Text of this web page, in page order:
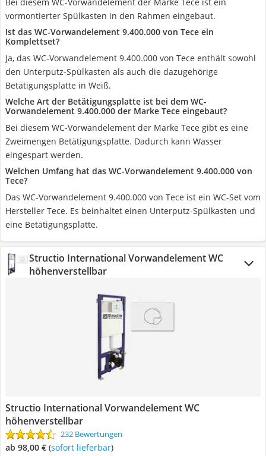
vormontierter Spülkasten in den Rahmen eingebaut.
Ist das WC-Vorwandelement 9.400.000 von Tece ein
Komplettset?
Ja, das WC-Vorwandelement 9.400.000 von Tece enthält sowohl
den Unterputz-Spülkasten als auch die dazugehörige
Betätigungsplatte in Weiß.
Welche Art der Betätigungsplatte ist bei dem WC-
Vorwandelement 9.400.000 der Marke Tece eingebaut?
Bei diesem WC-Vorwandelement der Marke Tece gibt es eine
Zweimengen Betätigungsplatte. Dadurch kann Wasser
eingespart werden.
Welchen Umfang hat das WC-Vorwandelement 9.400.000 von
Tece?
Das WC-Vorwandelement 9.400.000 von Tece ist ein WC-Set vom
Hersteller Tece. Es beinhaltet einen Unterputz-Spülkasten und
eine Betätigungsplatte.
Structio International Vorwandelement WC
höhenverstellbar
Structio International Vorwandelement WC
höhenverstellbar
232 Bewertungen
ab 98,00 € ( Sofort lieferbar)